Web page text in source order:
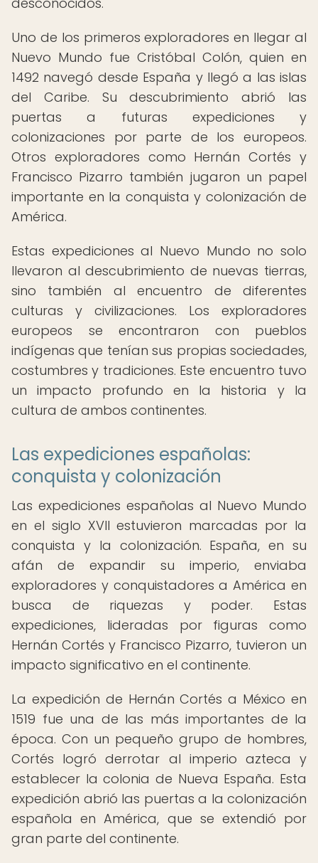
Uno de los primeros exploradores en llegar al
Nuevo Mundo fue Cristóbal Colón, quien en
1492 navegó desde España y llegó a las islas
del Caribe. Su descubrimiento abrió las
puertas a futuras expediciones y
colonizaciones por parte de los europeos.
Otros exploradores como Hernán Cortés y
Francisco Pizarro también jugaron un papel
importante en la conquista y colonización de
América.
Estas expediciones al Nuevo Mundo no solo
llevaron al descubrimiento de nuevas tierras,
sino también al encuentro de diferentes
culturas y civilizaciones. Los exploradores
europeos se encontraron con pueblos
indígenas que tenían sus propias sociedades,
costumbres y tradiciones. Este encuentro tuvo
un impacto profundo en la historia y la
cultura de ambos continentes.
Las expediciones españolas:
conquista y colonización
Las expediciones españolas al Nuevo Mundo
en el siglo XVII estuvieron marcadas por la
conquista y la colonización. España, en su
afán de expandir su imperio, enviaba
exploradores y conquistadores a América en
busca de riquezas y poder. Estas
expediciones, lideradas por figuras como
Hernán Cortés y Francisco Pizarro, tuvieron un
impacto significativo en el continente.
La expedición de Hernán Cortés a México en
1519 fue una de las más importantes de la
época. Con un pequeño grupo de hombres,
Cortés logró derrotar al imperio azteca y
establecer la colonia de Nueva España. Esta
expedición abrió las puertas a la colonización
española en América, que se extendió por
gran parte del continente.